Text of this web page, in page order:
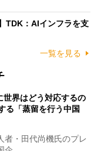
TDK：AIインフラを支
一覧を見る
界はどう対応するの
「蒸留を行う中国
・田代尚機氏のプレ